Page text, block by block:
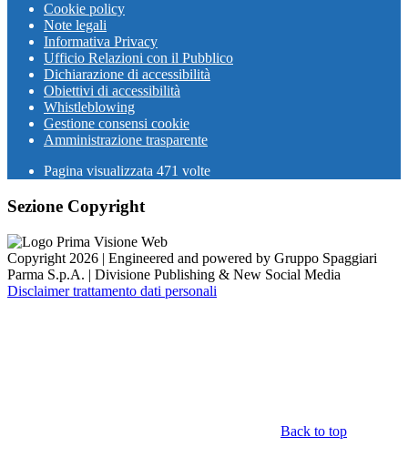
Cookie policy
Note legali
Informativa Privacy
Ufficio Relazioni con il Pubblico
Dichiarazione di accessibilità
Obiettivi di accessibilità
Whistleblowing
Gestione consensi cookie
Amministrazione trasparente
Pagina visualizzata 471 volte
Sezione Copyright
Copyright 2026 | Engineered and powered by Gruppo Spaggiari
Parma S.p.A. | Divisione Publishing & New Social Media
Disclaimer trattamento dati personali
Back to top